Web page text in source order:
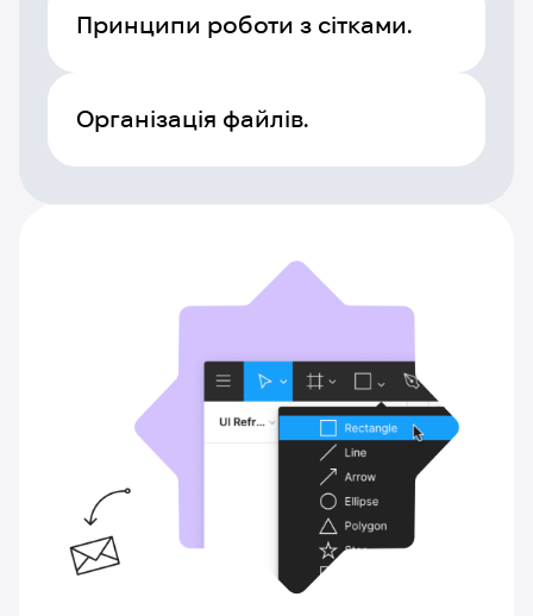
Принципи роботи з сітками.
Організація файлів.